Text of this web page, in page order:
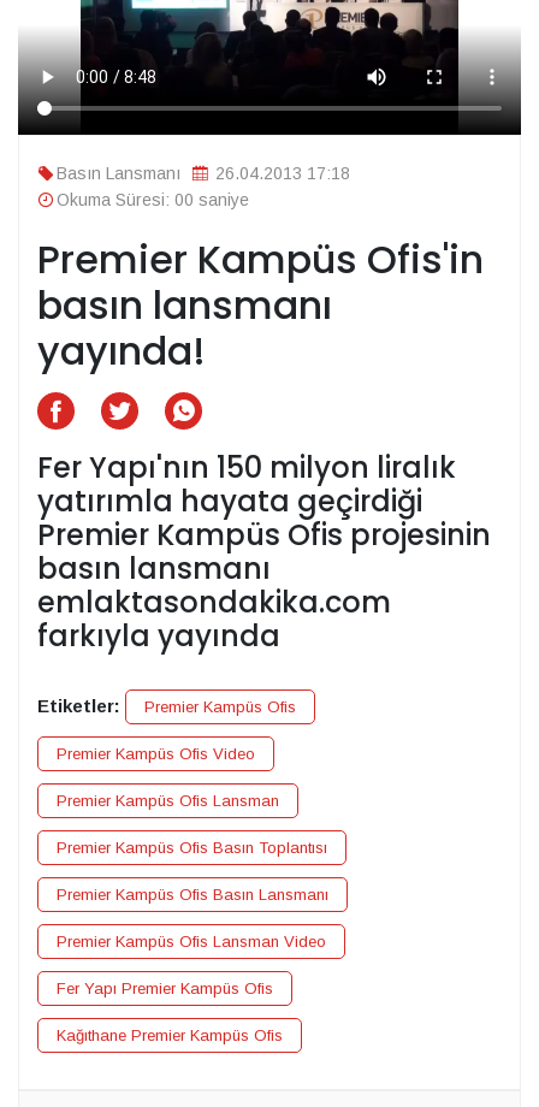
Basın Lansmanı
26.04.2013 17:18
Okuma Süresi: 00 saniye
Premier Kampüs Ofis'in
basın lansmanı
yayında!
Fer Yapı'nın 150 milyon liralık
yatırımla hayata geçirdiği
Premier Kampüs Ofis projesinin
basın lansmanı
emlaktasondakika.com
farkıyla yayında
Etiketler: Premier Kampüs Ofis
Premier Kampüs Ofis Video
Premier Kampüs Ofis Lansman
Premier Kampüs Ofis Basın Toplantısı
Premier Kampüs Ofis Basın Lansmanı
Premier Kampüs Ofis Lansman Video
Fer Yapı Premier Kampüs Ofis
Kağıthane Premier Kampüs Ofis